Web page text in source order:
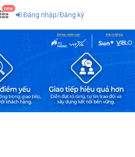
new
Đăng nhập/Đăng ký